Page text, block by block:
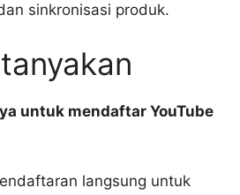
sinkronisasi produk.
untuk mendaftar YouTube
langsung untuk